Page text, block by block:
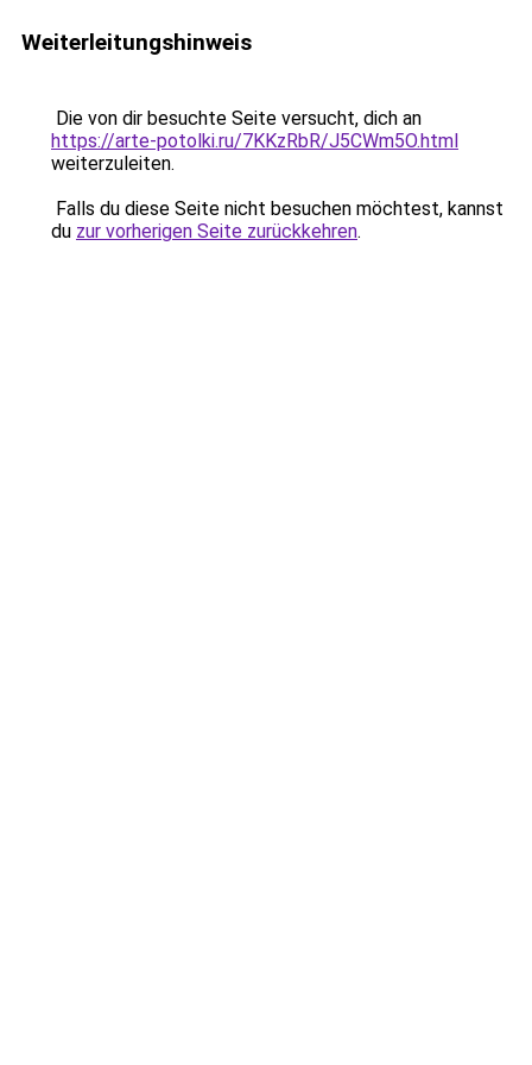
Weiterleitungshinweis
Die von dir besuchte Seite versucht, dich an
https://arte-potolki.ru/7KKzRbR/J5CWm5O.html
weiterzuleiten.
Falls du diese Seite nicht besuchen möchtest, kannst
du zur vorherigen Seite zurückkehren.